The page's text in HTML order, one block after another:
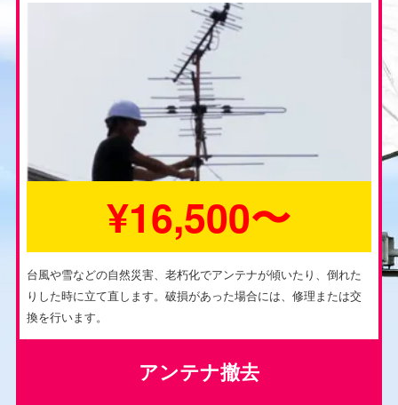
¥16,500〜
台風や雪などの自然災害、老朽化でアンテナが傾いたり、倒れた
りした時に立て直します。破損があった場合には、修理または交
換を行います。
アンテナ撤去